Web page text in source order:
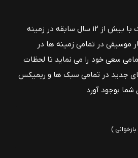
سایت و گروه میفا موزیک با بیش از ۱۲ سال سابقه در زمینه
موسیقی در تمامی زمینه ها در
سعی خود را می نماید تا لحظات
جدید در تمامی سبک ها و ریمیکس
بوجود آورد
)